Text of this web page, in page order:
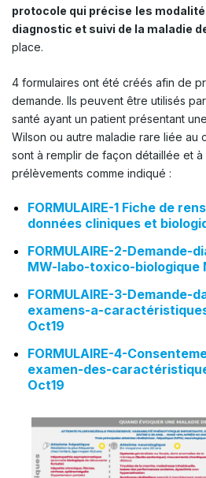
protocole qui précise les
diagnostic et suivi de la maladie
place.
4 formulaires ont été créés afin de
demande. Ils peuvent être utilisés
santé ayant un patient présentant
Wilson ou autre maladie rare liée au
sont à remplir de façon détaillée et
prélèvements comme indiqué :
FORMULAIRE-1 Fiche de
données cliniques et
FORMULAIRE-2-
MW-labo-toxico-biologique
FORMULAIRE-3-Demande-
examens-a-
Oct19
FORMULAIRE-4-
examen-des-
Oct19